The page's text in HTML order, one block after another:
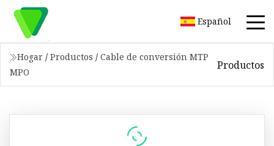
Español
Hogar / Productos / Cable de conversión MTP
MPO
Productos